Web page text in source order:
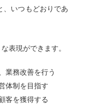
、いつもどおりであ
表現ができます。
業務改善を行う
体制を目指す
客を獲得する